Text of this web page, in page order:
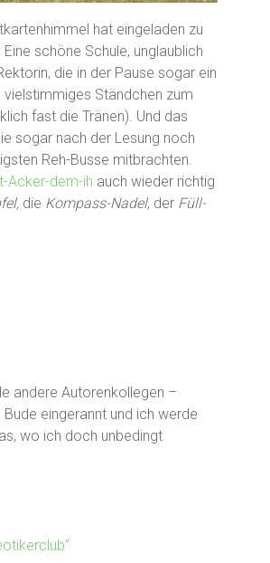
hat eingeladen zu
schöne Schule, unglaublich
die in der Pause sogar ein
Ständchen zum
fast die Tränen). Und das
sogar nach der Lesung noch
Reh-Busse mitbrachten.
Acker-dem-ih auch wieder richtig
die Kompass-Nadel, der Füll-
andere Autorenkollegen –
eingerannt und ich werde
wo ich doch unbedingt